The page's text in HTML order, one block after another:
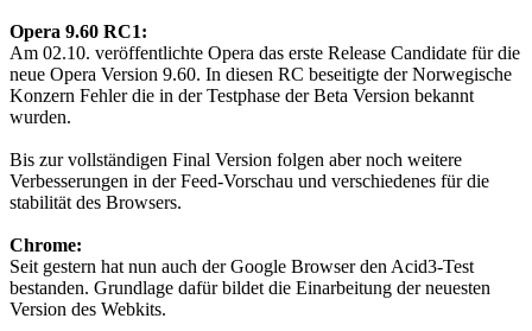
Opera 9.60 RC1:
Am 02.10. veröffentlichte Opera das erste Release Candidate für die
neue Opera Version 9.60. In diesen RC beseitigte der Norwegische
Konzern Fehler die in der Testphase der Beta Version bekannt
wurden.
Bis zur vollständigen Final Version folgen aber noch weitere
Verbesserungen in der Feed-Vorschau und verschiedenes für die
stabilität des Browsers.
Chrome:
Seit gestern hat nun auch der Google Browser den Acid3-Test
bestanden. Grundlage dafür bildet die Einarbeitung der neuesten
Version des Webkits.